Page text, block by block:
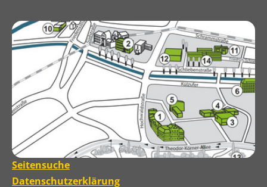
Seitensuche
Datenschutzerklärung